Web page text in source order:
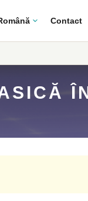
Contact